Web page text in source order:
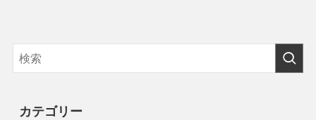
カテゴリー